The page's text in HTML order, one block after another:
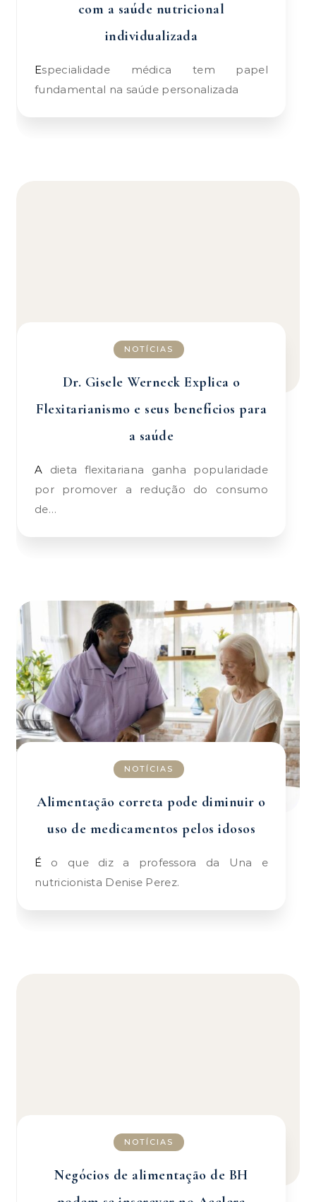
com a saúde nutricional
individualizada
Especialidade médica tem papel
fundamental na saúde personalizada
NOTÍCIAS
Dr. Gisele Werneck Explica o
Flexitarianismo e seus benefícios para
a saúde
A dieta flexitariana ganha popularidade
por promover a redução do consumo
de…
NOTÍCIAS
Alimentação correta pode diminuir o
uso de medicamentos pelos idosos
É o que diz a professora da Una e
nutricionista Denise Perez.
NOTÍCIAS
Negócios de alimentação de BH